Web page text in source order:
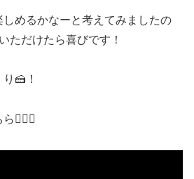
めるかなーと考えてみましたの
ただけたら喜びです！
🍰！
💁🏻‍♀️